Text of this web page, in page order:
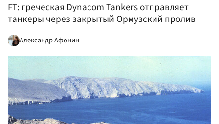
FT: греческая Dynacom Tankers отправляет
танкеры через закрытый Ормузский пролив
Александр Афонин